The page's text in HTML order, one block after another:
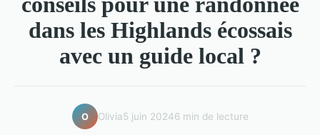
dans les Highlands écossais
avec un guide local ?
O Olivia5 juin 20246 min de lecture